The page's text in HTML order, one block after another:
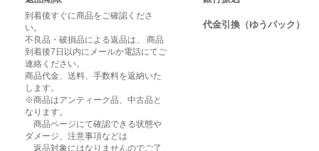
到着後すぐに商品をご確認くださ
い。
不良品・破損品による返品は、 商品
到着後7日以内にメールか電話にてご
連絡ください。
商品代金、送料、手数料を返納いた
します。
※商品はアンティーク品、中古品と
なります。
商品ページにて確認できる状態や
ダメージ、注意事項などは
返品対象にはなりませんのでご了
代金引換（ゆうパック）